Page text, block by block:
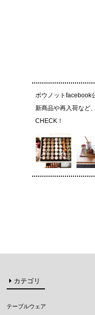
ボウノットfacebook
新商品や再入荷など
CHECK！
カテゴリ
テーブルウェア